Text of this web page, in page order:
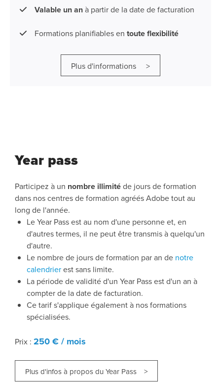
Valable un anà partir de la date de facturation
Formations planifiables en toute flexibilité
Plus d'informations >
Year pass
Participez à un nombre illimitéde jours de formation
dans nos centres de formation agréés Adobe tout au
long de l'année.
Le Year Pass est au nom d'une personne et, en
d'autres termes, il ne peut être transmis à quelqu'un
d'autre.
Le nombre de jours de formation par an de notre
calendrierest sans limite.
La période de validité d'un Year Pass est d'un an à
compter de la date de facturation.
Ce tarif s'applique également à nos formations
spécialisées.
Prix : 250 € / mois
Plus d'infos à propos du Year Pass >